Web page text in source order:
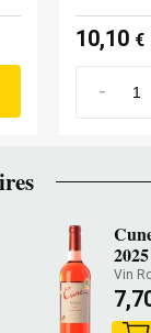
10,10 €
-
2025
Vin